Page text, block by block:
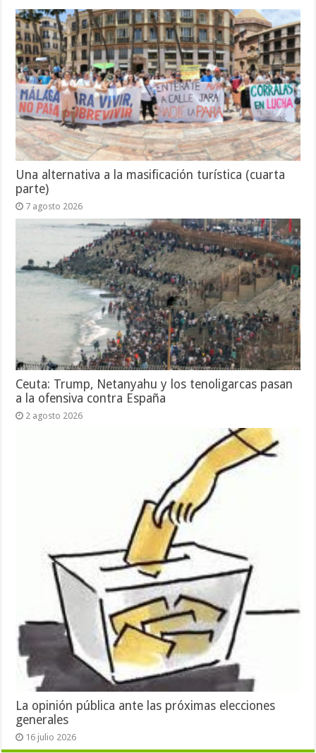
Una alternativa a la masificación turística (cuarta
parte)
7 agosto 2026
Ceuta: Trump, Netanyahu y los tenoligarcas pasan
a la ofensiva contra España
2 agosto 2026
La opinión pública ante las próximas elecciones
generales
16 julio 2026